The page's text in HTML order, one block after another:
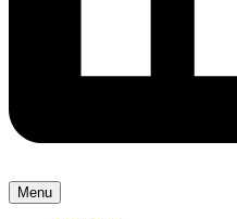
Menu